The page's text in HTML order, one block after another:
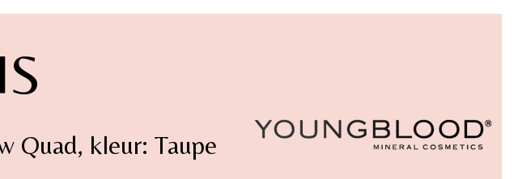
Quad, kleur: Taupe